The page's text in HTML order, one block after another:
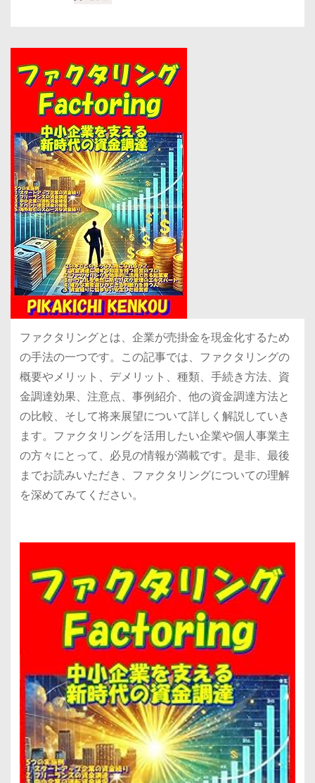
ファクタリングとは、企業が売掛金を現金化するため
の手法の一つです。この記事では、ファクタリングの
概要やメリット、デメリット、種類、手続き方法、資
金調達効果、注意点、事例紹介、他の資金調達方法と
の比較、そして将来展望について詳しく解説していき
ます。ファクタリングを活用したい企業や個人事業主
の方々にとって、必見の情報が満載です。是非、最後
までお読みいただき、ファクタリングについての理解
を深めてみてください。